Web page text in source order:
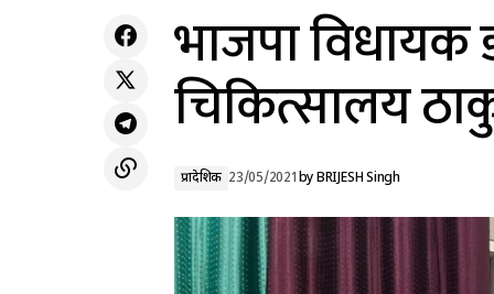
भाजपा विधायक
चिकित्सालय
प्रादेशिक 23/05/2021byBRIJESH Singh